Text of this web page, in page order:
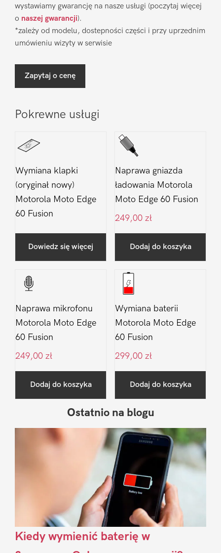
wystawiamy gwarancję na nasze usługi (poczytaj więcej
o naszej gwarancji).
*zależy od modelu, dostepności części i przy uprzednim
umówieniu wizyty w serwisie
Zapytaj o cenę
Pokrewne usługi
Wymiana klapki
(oryginał nowy)
Motorola Moto Edge
60 Fusion
Dowiedz się więcej
Naprawa gniazda
ładowania Motorola
Moto Edge 60 Fusion
249,00 zł
Dodaj do koszyka
Naprawa mikrofonu
Motorola Moto Edge
60 Fusion
249,00 zł
Dodaj do koszyka
Wymiana baterii
Motorola Moto Edge
60 Fusion
299,00 zł
Dodaj do koszyka
Sidebar
Ostatnio na blogu
Kiedy wymienić baterię w